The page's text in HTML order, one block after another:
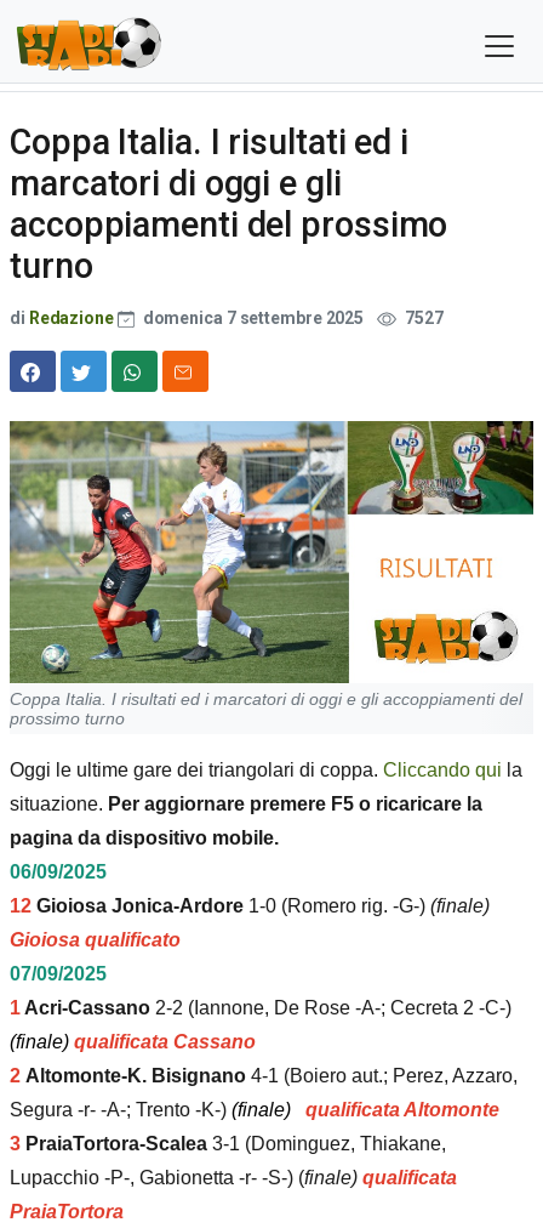
Coppa Italia. I risultati ed i
marcatori di oggi e gli
accoppiamenti del prossimo
turno
di Redazione domenica 7 settembre 2025 7527
Coppa Italia. I risultati ed i marcatori di oggi e gli accoppiamenti del
prossimo turno
Oggi le ultime gare dei triangolari di coppa. Cliccando qui la
situazione. Per aggiornare premere F5 o ricaricare la
pagina da dispositivo mobile.
06/09/2025
12 Gioiosa Jonica-Ardore 1-0 (Romero rig. -G-) (finale)
Gioiosa qualificato
07/09/2025
1 Acri-Cassano 2-2 (Iannone, De Rose -A-; Cecreta 2 -C-)
(finale) qualificata Cassano
2 Altomonte-K. Bisignano 4-1 (Boiero aut.; Perez, Azzaro,
Segura -r- -A-; Trento -K-) (finale)
qualificata Altomonte
3 PraiaTortora-Scalea 3-1 (Dominguez, Thiakane,
Lupacchio -P-, Gabionetta -r- -S-) (finale) qualificata
PraiaTortora